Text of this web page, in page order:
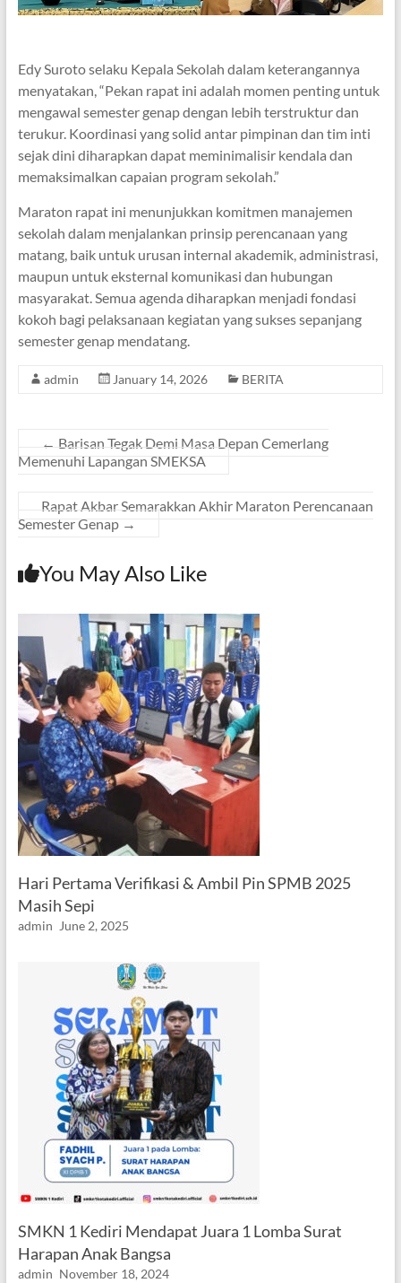
Edy Suroto selaku Kepala Sekolah dalam keterangannya
menyatakan, “Pekan rapat ini adalah momen penting untuk
mengawal semester genap dengan lebih terstruktur dan
terukur. Koordinasi yang solid antar pimpinan dan tim inti
sejak dini diharapkan dapat meminimalisir kendala dan
memaksimalkan capaian program sekolah.”
Maraton rapat ini menunjukkan komitmen manajemen
sekolah dalam menjalankan prinsip perencanaan yang
matang, baik untuk urusan internal akademik, administrasi,
maupun untuk eksternal komunikasi dan hubungan
masyarakat. Semua agenda diharapkan menjadi fondasi
kokoh bagi pelaksanaan kegiatan yang sukses sepanjang
semester genap mendatang.
admin January 14, 2026 BERITA
← Barisan Tegak Demi Masa Depan Cemerlang
Memenuhi Lapangan SMEKSA
Rapat Akbar Semarakkan Akhir Maraton Perencanaan
Semester Genap →
You May Also Like
Hari Pertama Verifikasi & Ambil Pin SPMB 2025
Masih Sepi
admin June 2, 2025
SMKN 1 Kediri Mendapat Juara 1 Lomba Surat
Harapan Anak Bangsa
admin November 18, 2024